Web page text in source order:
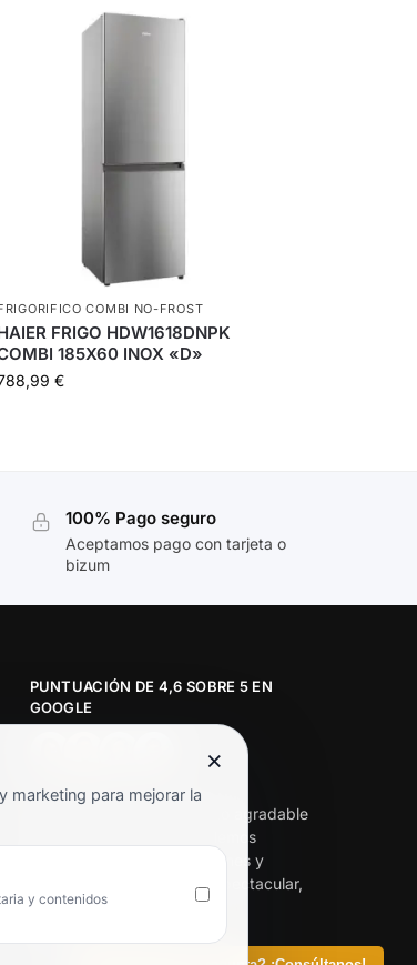
COMBI NO-FROST
FRIGO HDW1618DNPK
185X60 INOX «D»
€
100% Pago seguro
Aceptamos pago con tarjeta o
bizum
PUNTUACIÓN DE 4,6 SOBRE 5 EN
GOOGLE
★★★★★
«Servicio de calidad y trato agradable
con precios excelentes. Hemos
comprado en varias ocasiones y
siempre dan respuesta. Espectacular,
servicio de 10.»
×
marketing para mejorar la
y contenidos